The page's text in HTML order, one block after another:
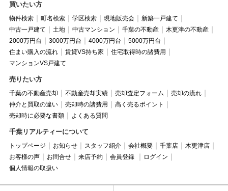
買いたい方
物件検索 町名検索 学区検索 現地販売会
新築一戸建て
中古一戸建て
土地 中古マンション 千葉の不動産
木更津の不動産
2000万円台
3000万円台 4000万円台
5000万円台
住まい購入の流れ
賃貸VS持ち家
住宅取得時の諸費用
マンションVS戸建て
売りたい方
千葉の不動産売却 不動産売却実績 売却査定フォーム
売却の流れ
仲介と買取の違い
売却時の諸費用
高く売るポイント
売却時に必要な書類
よくある質問
千葉リアルティーについて
トップページ お知らせ スタッフ紹介 会社概要 千葉店
木更津店
お客様の声
お問合せ 来店予約 会員登録
ログイン
個人情報の取扱い